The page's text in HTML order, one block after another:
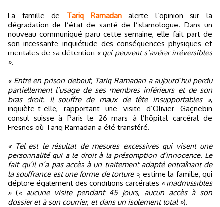
La famille de Tariq Ramadanalerte l’opinion sur la
dégradation de l’état de santé de l’islamologue. Dans un
nouveau communiqué paru cette semaine, elle fait part de
son incessante inquiétude des conséquences physiques et
mentales de sa détention « qui peuvent s’avérer irréversibles
».
« Entré en prison debout, Tariq Ramadan a aujourd’hui perdu
partiellement l’usage de ses membres inférieurs et de son
bras droit. Il souffre de maux de tête insupportables »,
inquiète-t-elle, rapportant une visite d’Olivier Gagnebin
consul suisse à Paris le 26 mars à l’hôpital carcéral de
Fresnes où Tariq Ramadan a été transféré.
« Tel est le résultat de mesures excessives qui visent une
personnalité qui a le droit à la présomption d’innocence. Le
fait qu’il n’a pas accès à un traitement adapté entraînant de
la souffrance est une forme de torture », estime la famille, qui
déplore également des conditions carcérales « inadmissibles
»(« aucune visite pendant 45 jours, aucun accès à son
dossier et à son courrier, et dans un isolement total »).